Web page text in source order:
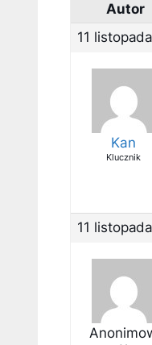
Autor
11
Kan
Klucznik
11